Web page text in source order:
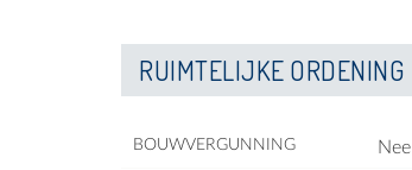
RUIMTELIJKE ORDENING
BOUWVERGUNNING Nee